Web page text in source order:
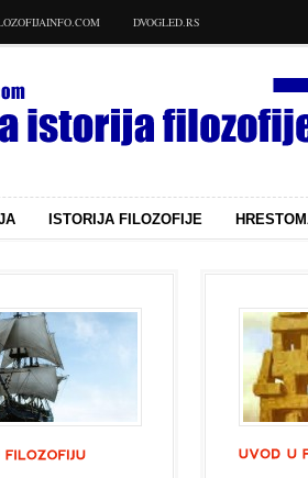
DVOGLED.RS
ISTORIJA FILOZOFIJE